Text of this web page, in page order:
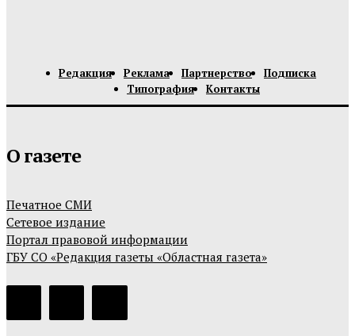
Редакция Реклама Партнерство
Подписка
Типография
Контакты
О газете
Печатное СМИ
Сетевое издание
Портал правовой информации
ГБУ СО «Редакция газеты «Областная газета»